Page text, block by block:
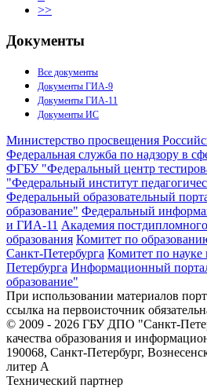
>>
Документы
Все документы
Документы ГИА-9
Документы ГИА-11
Документы ИС
Министерство просвещения
Федеральная служба по надзору в
ФГБУ "Федеральный центр
"Федеральный институт
Федеральный образовательный
образование" Федеральный
и ГИА-11 Академия
образования Комитет по
Санкт-Петербурга Комитет по
Петербурга Информационный
образование"
При использовании материалов
ссылка на первоисточник
© 2009 - 2026 ГБУ ДПО "Санкт-
качества образования и
190068, Санкт-Петербург,
литер А
Технический партнер